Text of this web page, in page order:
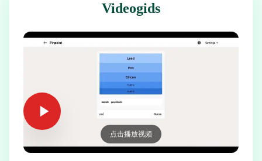
Videogids
点击播放视频